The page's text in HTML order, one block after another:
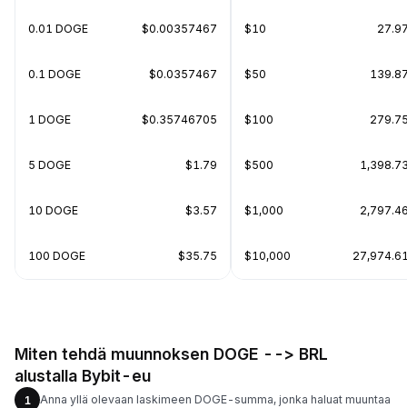
0.01 DOGE $0.00357467
0.1 DOGE $0.0357467
1 DOGE $0.35746705
5 DOGE $1.79
10 DOGE $3.57
100 DOGE $35.75
$10
$50
$100
$500
$1,000
$10,000
Miten tehdä muunnoksen DOGE --> BRL
alustalla Bybit-eu
1
Anna yllä olevaan laskimeen DOGE-summa, jonka haluat muuntaa